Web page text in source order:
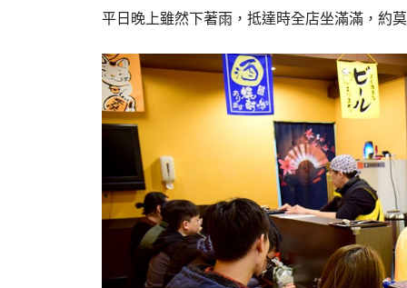
平日晚上雖然下著雨，抵達時全店坐滿滿，約